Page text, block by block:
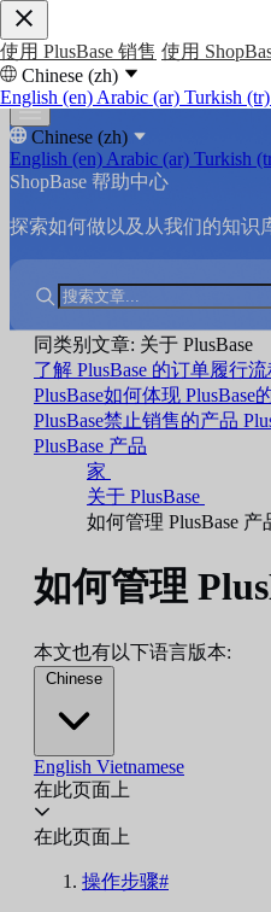
使用 PlusBase 销售 使用
Chinese (zh)
English (en) Arabic (ar) Turkish (tr)
Chinese (zh)
English (en) Arabic (ar) Turkish
ShopBase 帮助中心
探索如何做以及从我们的知识
同类别文章: 关于 PlusBase
了解 PlusBase 的订单履行流
PlusBase如何体现 PlusBase
PlusBase禁止销售的产品
PlusBase 产品
家
关于 PlusBase
如何管理 PlusBase 产
如何管理
本文也有以下语言版本:
Chinese
English Vietnamese
在此页面上
在此页面上
操作步骤#